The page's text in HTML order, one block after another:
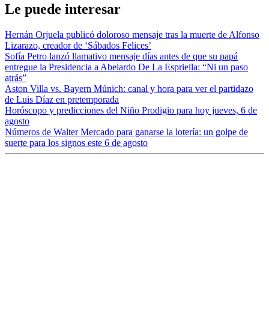
Le puede interesar
Hernán Orjuela publicó doloroso mensaje tras la muerte de Alfonso
Lizarazo, creador de ‘Sábados Felices’
Sofía Petro lanzó llamativo mensaje días antes de que su papá
entregue la Presidencia a Abelardo De La Espriella: “Ni un paso
atrás”
Aston Villa vs. Bayern Múnich: canal y hora para ver el partidazo
de Luis Díaz en pretemporada
Horóscopo y predicciones del Niño Prodigio para hoy jueves, 6 de
agosto
Números de Walter Mercado para ganarse la lotería: un golpe de
suerte para los signos este 6 de agosto